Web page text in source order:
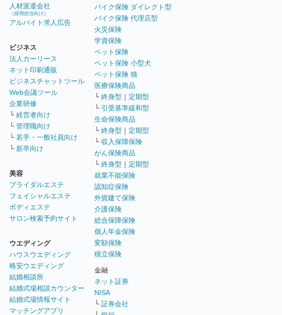
人材派遣会社
（採用担当向け）
アルバイト求人広告
ビジネス
法人カーリース
ネット印刷通販
ビジネスチャットツール
Web会議ツール
企業研修
└ 経営者向け
└ 管理職向け
└ 若手・一般社員向け
└ 新卒向け
美容
ブライダルエステ
フェイシャルエステ
ボディエステ
サロン検索予約サイト
ウエディング
ハウスウエディング
格安ウエディング
結婚相談所
結婚式場相談カウンター
結婚式場情報サイト
マッチングアプリ
バイク保険 ダイレクト型
バイク保険 代理店型
火災保険
学資保険
ペット保険
ペット保険 小型犬
ペット保険 猫
医療保険商品
└ 終身型 ｜ 定期型
└ 引受基準緩和型
生命保険商品
└ 終身型 ｜ 定期型
└ 収入保障保険
がん保険商品
└ 終身型 ｜ 定期型
就業不能保険
認知症保険
外貨建て保険
介護保険
総合保障保険
個人年金保険
変額保険
積立保険
金融
ネット証券
NISA
└ 証券会社